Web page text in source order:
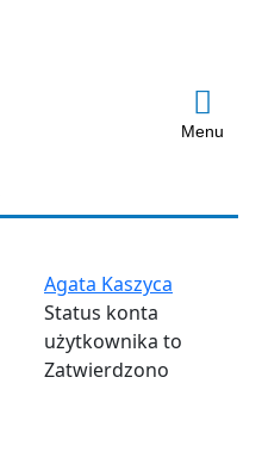
Menu
Agata Kaszyca
Status konta
użytkownika to
Zatwierdzono